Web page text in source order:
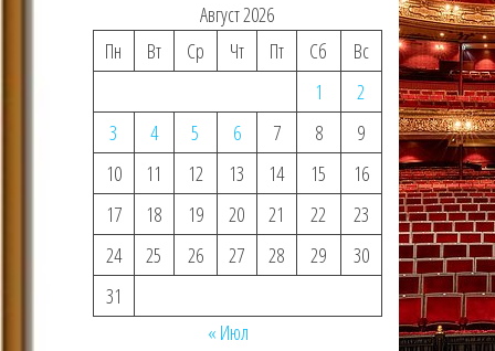
Август 2026
Пн
Вт Ср Чт Пт Сб
Вс
1
2
3
4 5 6 7 8
9
10
11 12 13 14 15
16
17
18 19 20 21 22
23
24
25 26 27 28 29
30
31
« Июл